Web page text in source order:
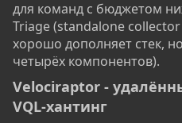
для команд с бюджетом
Triage (standalone
хорошо дополняет стек,
четырёх компонентов).
Velociraptor -
VQL-хантинг​